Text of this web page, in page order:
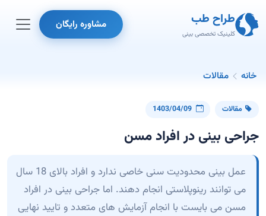
طراح طب
کلینیک تخصصی بینی
مشاوره رایگان
خانه مقالات
مقالات 1403/04/09
جراحی بینی در افراد مسن
عمل بینی محدودیت سنی خاصی ندارد و افراد بالای 18 سال
می توانند رینوپلاستی انجام دهند. اما جراحی بینی در افراد
مسن می بایست با انجام آزمایش های متعدد و تایید نهایی